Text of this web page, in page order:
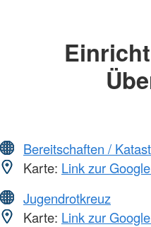
Bereitschaften /
Karte: Link zur
Jugendrotkreuz
Karte: Link zur